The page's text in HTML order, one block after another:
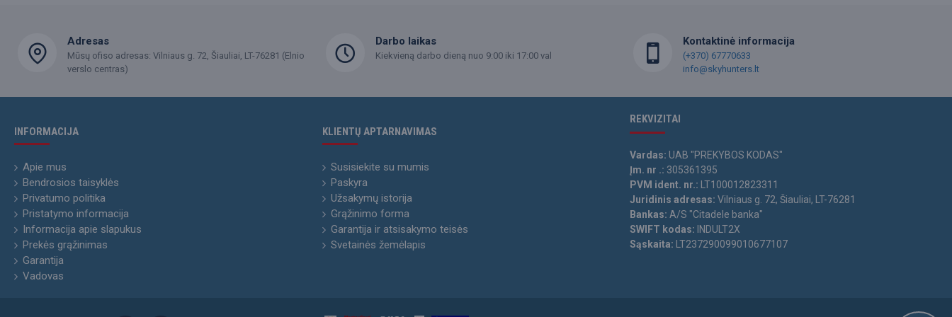
Adresas
Mūsų ofiso adresas: Vilniaus g. 72, Šiauliai, LT-76281 (Elnio
verslo centras)
Darbo laikas
Kiekvieną darbo dieną nuo 9:00 iki 17:00 val
Kontaktinė informacija
(+370) 67770633
info@skyhunters.lt
INFORMACIJA
Apie mus
Bendrosios taisyklės
Privatumo politika
Pristatymo informacija
Informacija apie slapukus
Prekės grąžinimas
Garantija
Vadovas
KLIENTŲ APTARNAVIMAS
Susisiekite su mumis
Paskyra
Užsakymų istorija
Grąžinimo forma
Garantija ir atsisakymo teisės
Svetainės žemėlapis
REKVIZITAI
Vardas: UAB "PREKYBOS KODAS"
Įm. nr .: 305361395
PVM ident. nr.: LT100012823311
Juridinis adresas: Vilniaus g. 72, Šiauliai, LT-76281
Bankas: A/S "Citadele banka"
SWIFT kodas: INDULT2X
Sąskaita: LT237290099010677107